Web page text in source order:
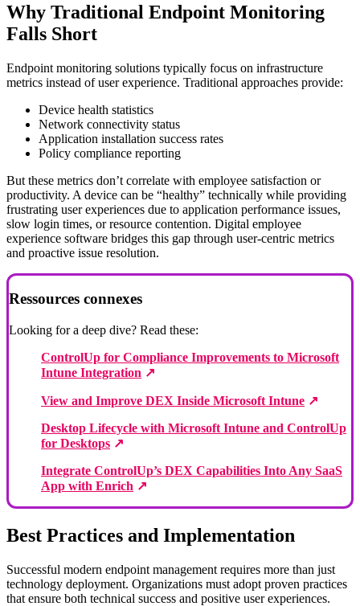
Why Traditional Endpoint Monitoring
Falls Short
Endpoint monitoring solutions typically focus on infrastructure
metrics instead of user experience. Traditional approaches provide:
Device health statistics
Network connectivity status
Application installation success rates
Policy compliance reporting
But these metrics don’t correlate with employee satisfaction or
productivity. A device can be “healthy” technically while providing
frustrating user experiences due to application performance issues,
slow login times, or resource contention. Digital employee
experience software bridges this gap through user-centric metrics
and proactive issue resolution.
Ressources connexes
Looking for a deep dive? Read these:
ControlUp for Compliance Improvements to Microsoft
Intune Integration ↗
View and Improve DEX Inside Microsoft Intune ↗
Desktop Lifecycle with Microsoft Intune and ControlUp
for Desktops ↗
Integrate ControlUp’s DEX Capabilities Into Any SaaS
App with Enrich ↗
Best Practices and Implementation
Successful modern endpoint management requires more than just
technology deployment. Organizations must adopt proven practices
that ensure both technical success and positive user experiences.